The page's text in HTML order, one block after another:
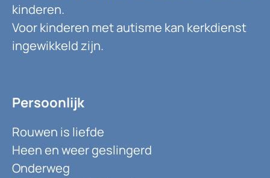
kinderen.
Voor kinderen met autisme kan kerkdienst
ingewikkeld zijn.
Persoonlijk
Rouwen is liefde
Heen en weer geslingerd
Onderweg